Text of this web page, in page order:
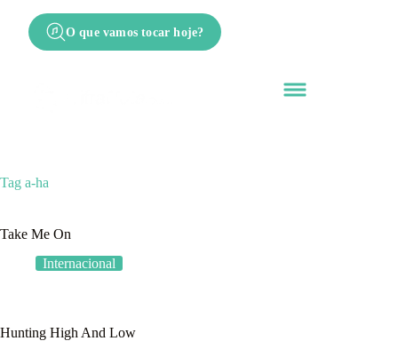
O que vamos tocar hoje?
Tag a-ha
Take Me On
Internacional
Hunting High And Low